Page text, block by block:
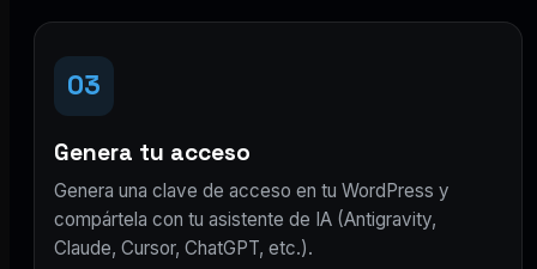
03
Genera tu acceso
Genera una clave de acceso en tu WordPress y
compártela con tu asistente de IA (Antigravity,
Claude, Cursor, ChatGPT, etc.).